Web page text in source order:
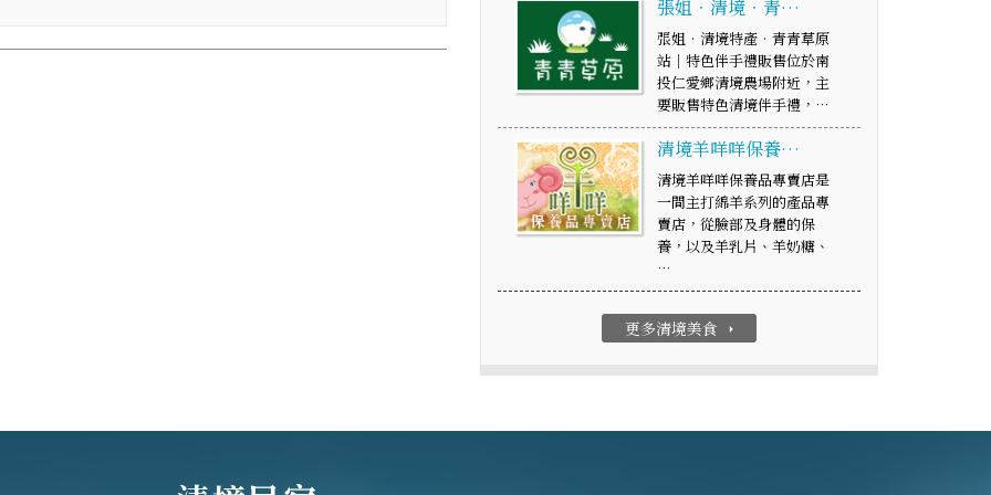
張姐‧清境‧青…
張姐‧清境特產‧青青草原
站│特色伴手禮販售位於南
投仁愛鄉清境農場附近，主
要販售特色清境伴手禮，…
清境羊咩咩保養…
清境羊咩咩保養品專賣店是
一間主打綿羊系列的產品專
賣店，從臉部及身體的保
養，以及羊乳片、羊奶糖、
…
更多清境美食 arrow_right